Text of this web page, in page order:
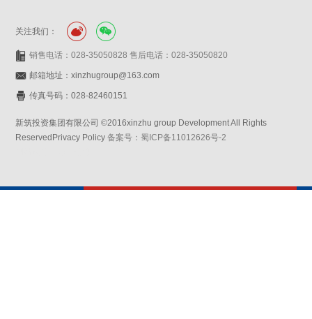
关注我们：
销售电话：028-35050828 售后电话：028-35050820
邮箱地址：xinzhugroup@163.com
传真号码：028-82460151
新筑投资集团有限公司 ©2016xinzhu group Development All Rights
ReservedPrivacy Policy备案号：蜀ICP备11012626号-2